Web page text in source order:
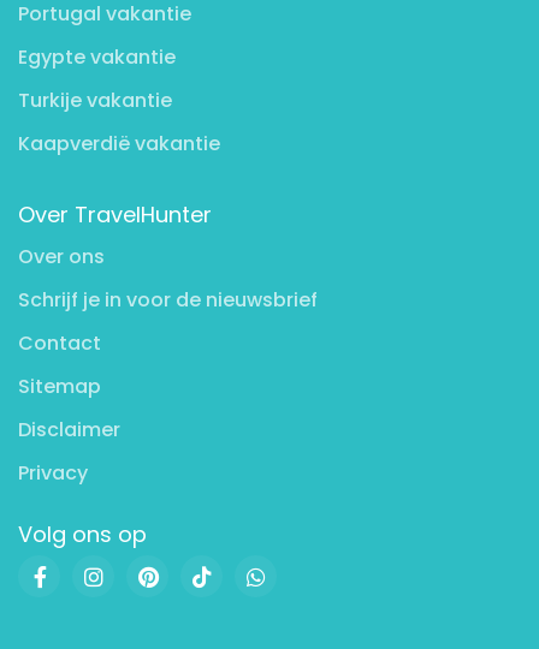
Portugal vakantie
Egypte vakantie
Turkije vakantie
Kaapverdië vakantie
Over TravelHunter
Over ons
Schrijf je in voor de nieuwsbrief
Contact
Sitemap
Disclaimer
Privacy
Volg ons op